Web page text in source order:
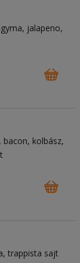
jalapeno
bacon kolbász
trappista sajt